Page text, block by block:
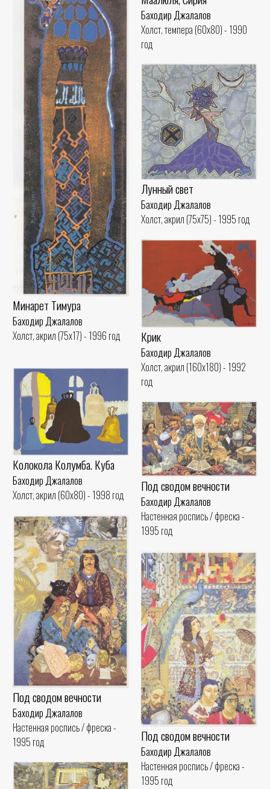
Баходир Джалалов
Холст, темпера (60x80) - 1990
год
Минарет Тимура
Баходир Джалалов
Холст, акрил (75x17) - 1996 год
Лунный свет
Баходир Джалалов
Холст, акрил (75x75) - 1995 год
Крик
Баходир Джалалов
Холст, акрил (160x180) - 1992
год
Колокола Колумба. Куба
Баходир Джалалов
Холст, акрил (60x80) - 1998 год
Под сводом вечности
Баходир Джалалов
Настенная роспись / фреска -
1995 год
Под сводом вечности
Баходир Джалалов
Настенная роспись / фреска -
1995 год
Под сводом вечности
Баходир Джалалов
Настенная роспись / фреска -
1995 год